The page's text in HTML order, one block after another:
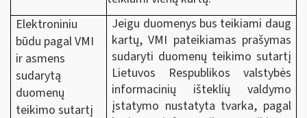
Elektroniniu
būdu pagal VMI
ir asmens
sudarytą
duomenų
teikimo sutartį
Jeigu duomenys bus teikiami daug
kartų, VMI pateikiamas prašymas
sudaryti duomenų teikimo sutartį
Lietuvos Respublikos valstybės
informacinių išteklių valdymo
įstatymo nustatyta tvarka, pagal